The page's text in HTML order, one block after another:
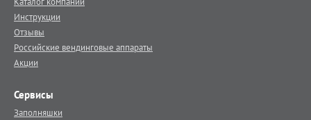
Инструкции
Отзывы
Российские вендинговые аппараты
Акции
Сервисы
Заполняшки